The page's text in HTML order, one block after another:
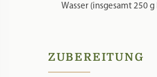
Wasser (insgesamt 250
ZUBEREITUNG